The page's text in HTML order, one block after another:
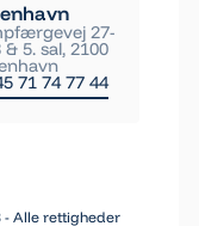
27-
& 5. sal, 2100
71 74 77 44
- Alle rettigheder